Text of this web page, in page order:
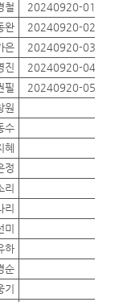
철 20240920-01
완 20240920-02
은 20240920-03
진 20240920-04
필 20240920-05
원
수
혜
정
리
리
미
하
순
기